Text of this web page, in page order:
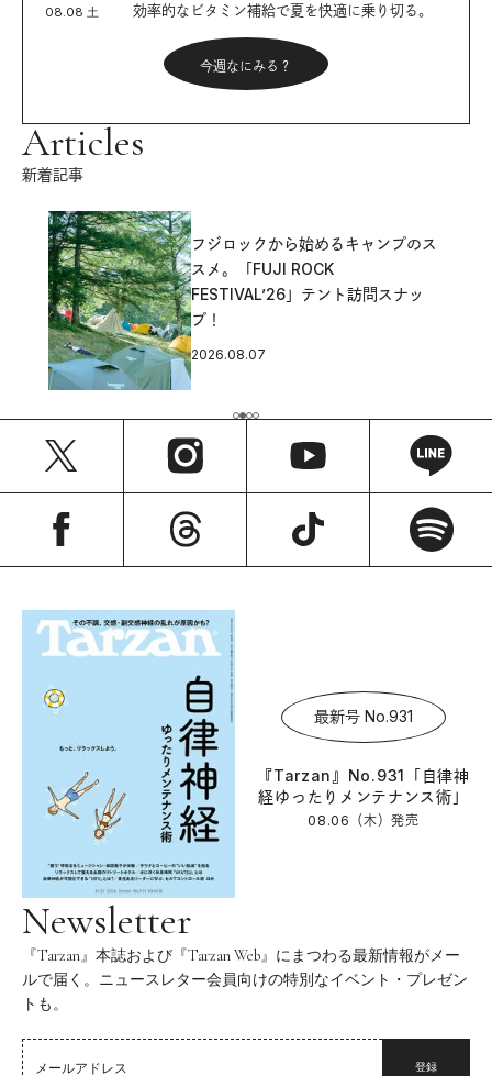
08.08 土 効率的なビタミン補給で夏を快適に乗り切る。
今週なにみる？
Articles
新着記事
フジロックから始めるキャンプのス
スメ。「FUJI ROCK
FESTIVAL’26」テント訪問スナッ
プ！
2026.08.07
最新号 No.931
『Tarzan』No.931「自律神
経ゆったりメンテナンス術」
08.06（木）発売
Newsletter
『Tarzan』本誌および『Tarzan Web』にまつわる最新情報がメー
ルで届く。ニュースレター会員向けの特別なイベント・プレゼン
トも。
登録